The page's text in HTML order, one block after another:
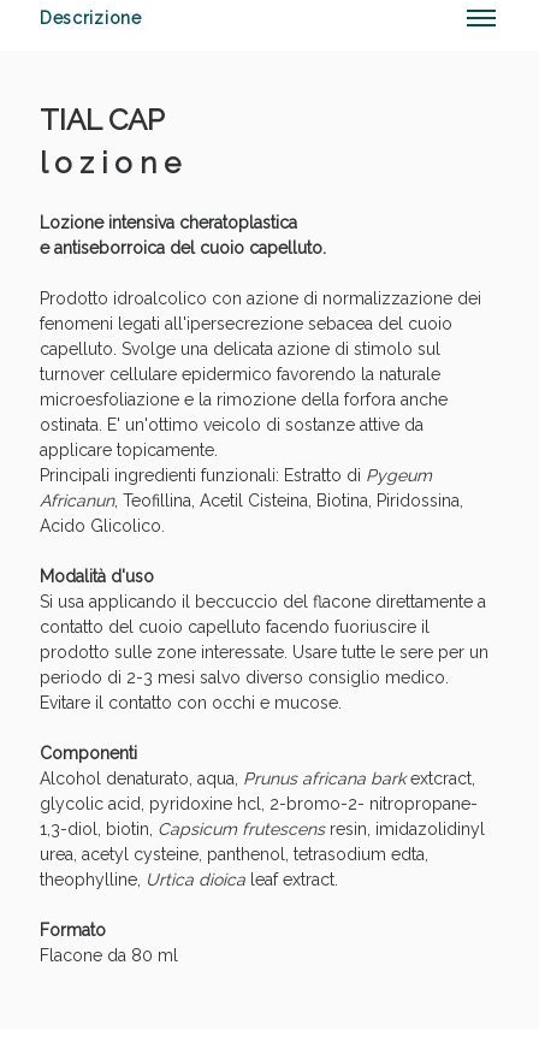
Descrizione
TIAL CAP
l o z i o n e
Lozione intensiva cheratoplastica
e antiseborroica del cuoio capelluto.
Prodotto idroalcolico con azione di normalizzazione dei
fenomeni legati all'ipersecrezione sebacea del cuoio
capelluto. Svolge una delicata azione di stimolo sul
turnover cellulare epidermico favorendo la naturale
microesfoliazione e la rimozione della forfora anche
ostinata. E' un'ottimo veicolo di sostanze attive da
applicare topicamente.
Principali ingredienti funzionali: Estratto di Pygeum
Africanun, Teofillina, Acetil Cisteina, Biotina, Piridossina,
Acido Glicolico.
Modalità d'uso
Si usa applicando il beccuccio del flacone direttamente a
contatto del cuoio capelluto facendo fuoriuscire il
prodotto sulle zone interessate. Usare tutte le sere per un
periodo di 2-3 mesi salvo diverso consiglio medico.
Evitare il contatto con occhi e mucose.
Componenti
Alcohol denaturato, aqua, Prunus africana barkextcract,
glycolic acid, pyridoxine hcl, 2-bromo-2- nitropropane-
1,3-diol, biotin, Capsicum frutescensresin, imidazolidinyl
urea, acetyl cysteine, panthenol, tetrasodium edta,
theophylline, Urtica dioicaleaf extract.
Formato
Flacone da 80 ml
Vie Urinarie e Prostata: Sconti fino al 45% oggi!
Benessere Intestinale: Sconto fino al 55% valido